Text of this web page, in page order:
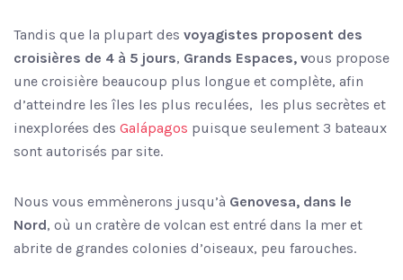
Tandis que la plupart des voyagistes proposent des
croisières de 4 à 5 jours, Grands Espaces, vous propose
une croisière beaucoup plus longue et complète, afin
d’atteindre les îles les plus reculées, les plus secrètes et
inexplorées des Galápagos puisque seulement 3 bateaux
sont autorisés par site.
Nous vous emmènerons jusqu’à Genovesa, dans le
Nord, où un cratère de volcan est entré dans la mer et
abrite de grandes colonies d’oiseaux, peu farouches.